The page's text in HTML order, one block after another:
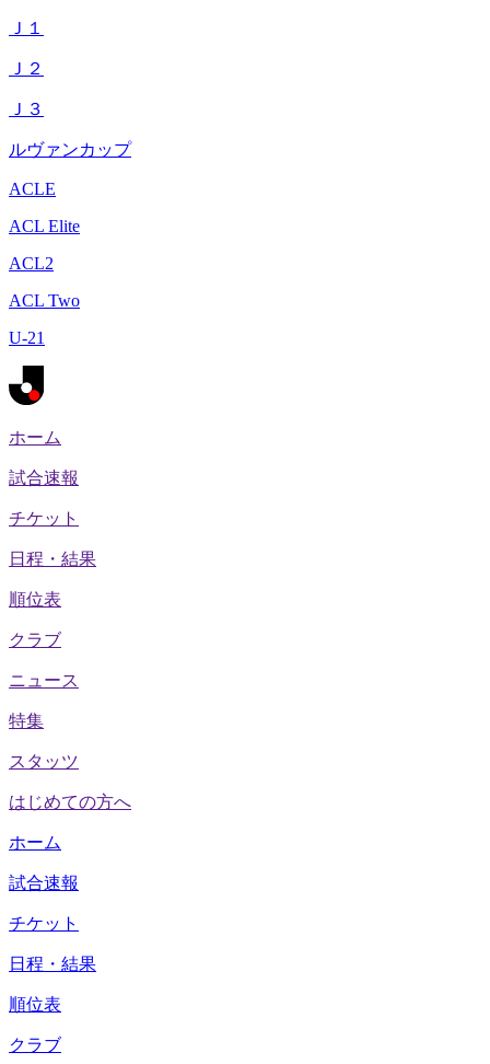
Ｊ１
Ｊ２
Ｊ３
ルヴァンカップ
ACLE
ACL Elite
ACL2
ACL Two
U-21
ホーム
試合速報
チケット
日程・結果
順位表
クラブ
ニュース
特集
スタッツ
はじめての方へ
ホーム
試合速報
チケット
日程・結果
順位表
クラブ